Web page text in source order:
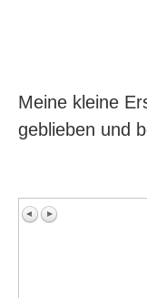
Meine kleine
geblieben und